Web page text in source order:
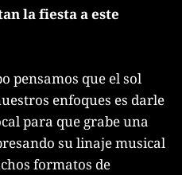
la fiesta a este
pensamos que el sol
enfoques es darle
para que grabe una
su linaje musical
formatos de